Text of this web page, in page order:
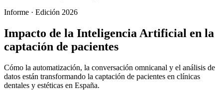
Informe · Edición 2026
Impacto de la Inteligencia Artificial en la
captación de pacientes
Cómo la automatización, la conversación omnicanal y el análisis de
datos están transformando la captación de pacientes en clínicas
dentales y estéticas en España.